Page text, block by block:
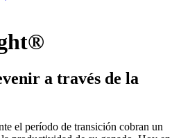
a través de la
el período de transición cobran un